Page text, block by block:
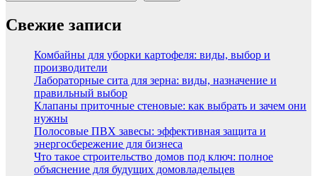
Свежие записи
Комбайны для уборки картофеля: виды, выбор и
производители
Лабораторные сита для зерна: виды, назначение и
правильный выбор
Клапаны приточные стеновые: как выбрать и зачем они
нужны
Полосовые ПВХ завесы: эффективная защита и
энергосбережение для бизнеса
Что такое строительство домов под ключ: полное
объяснение для будущих домовладельцев